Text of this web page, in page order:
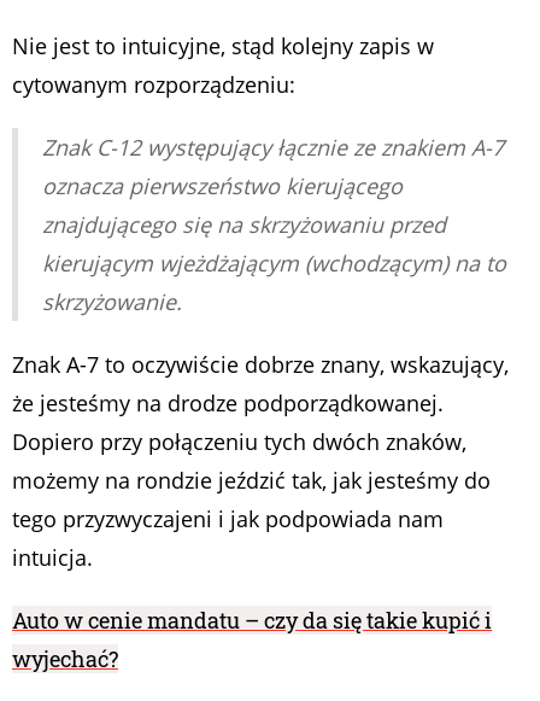
Nie jest to intuicyjne, stąd kolejny zapis w
cytowanym rozporządzeniu:
Znak C-12 występujący łącznie ze znakiem A-7
oznacza pierwszeństwo kierującego
znajdującego się na skrzyżowaniu przed
kierującym wjeżdżającym (wchodzącym) na to
skrzyżowanie.
Znak A-7 to oczywiście dobrze znany, wskazujący,
że jesteśmy na drodze podporządkowanej.
Dopiero przy połączeniu tych dwóch znaków,
możemy na rondzie jeździć tak, jak jesteśmy do
tego przyzwyczajeni i jak podpowiada nam
intuicja.
Auto w cenie mandatu – czy da się takie kupić i
wyjechać?